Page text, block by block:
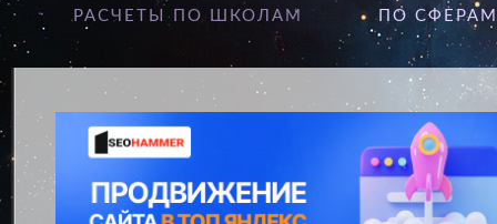
РАСЧЕТЫ ПО ШКОЛАМ ПО